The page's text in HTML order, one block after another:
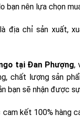
bạn nên lựa chọn
là địa chỉ sản xuất,
tại Đan Phượng,
chất lượng sản
bạn sẽ nhận được
kết 100% hàng